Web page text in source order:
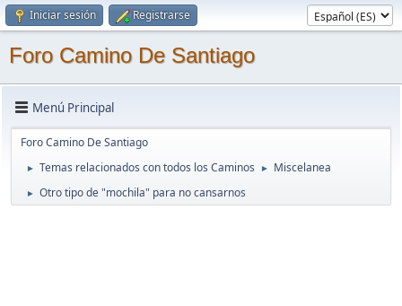
Iniciar sesión Registrarse
Foro Camino De Santiago
Menú Principal
Foro Camino De Santiago
► Temas relacionados con todos los Caminos ► Miscelanea
► Otro tipo de "mochila" para no cansarnos